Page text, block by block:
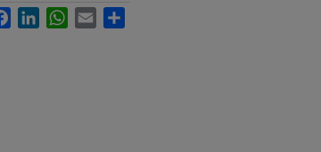
FacebookLinkedInWhatsApp
Email